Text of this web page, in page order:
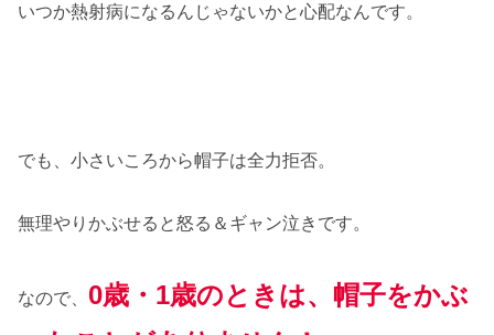
いつか熱射病になるんじゃないかと心配なんです。
でも、小さいころから帽子は全力拒否。
無理やりかぶせると怒る＆ギャン泣きです。
なので、 0歳・1歳のときは、帽子をかぶ